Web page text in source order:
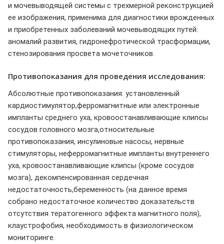
и мочевыводящей системы с трехмерной реконструкцией
ее изображения, применима для диагностики врожденных
и приобретенных заболеваний мочевыводящих путей:
аномалий развития, гидронефротической трасформации,
стенозирования просвета мочеточников.
Противопоказания для проведения исследования:
Абсолютные противопоказания: установленный
кардиостимулятор,ферромагнитные или электронные
импланты среднего уха, кровоостанавливающие клипсы
сосудов головного мозга,относительные
противопоказания, инсулиновые насосы, нервные
стимуляторы, неферромагнитные импланты внутреннего
уха, кровоостанавливающие клипсы (кроме сосудов
мозга), декомпенсированная сердечная
недостаточность,беременность (на данное время
собрано недостаточное количество доказательств
отсутствия тератогенного эффекта магнитного поля),
клаустрофобия, необходимость в физиологическом
мониторинге.